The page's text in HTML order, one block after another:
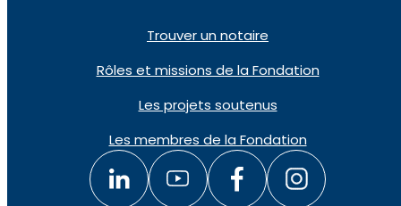
Trouver un notaire
Rôles et missions de la Fondation
Les projets soutenus
Les membres de la Fondation